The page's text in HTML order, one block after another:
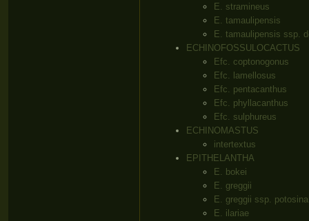
E. stramineus
E. tamaulipensis
E. tamaulipensis ssp.
ECHINOFOSSULOCACTUS
Efc. coptonogonus
Efc. lamellosus
Efc. pentacanthus
Efc. phyllacanthus
Efc. sulphureus
ECHINOMASTUS
intertextus
EPITHELANTHA
E. bokei
E. greggii
E. greggii ssp. potosina
E. ilariae